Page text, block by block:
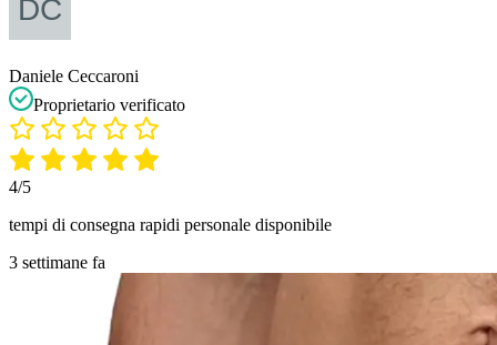
Daniele Ceccaroni
Proprietario verificato
4/5
tempi di consegna rapidi personale disponibile
3 settimane fa